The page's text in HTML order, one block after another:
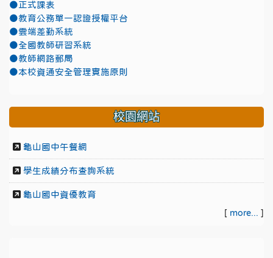
●正式課表
●教育公務單一認證授權平台
●雲端差勤系統
●全國教師研習系統
●教師網路郵局
●本校資通安全管理實施原則
校園網站
龜山國中午餐網
學生成績分布查詢系統
龜山國中資優教育
[ more... ]